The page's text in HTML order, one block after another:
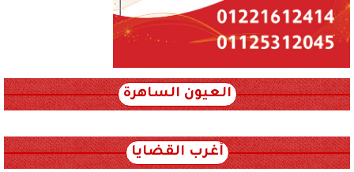
العيون الساهرة
أغرب القضايا